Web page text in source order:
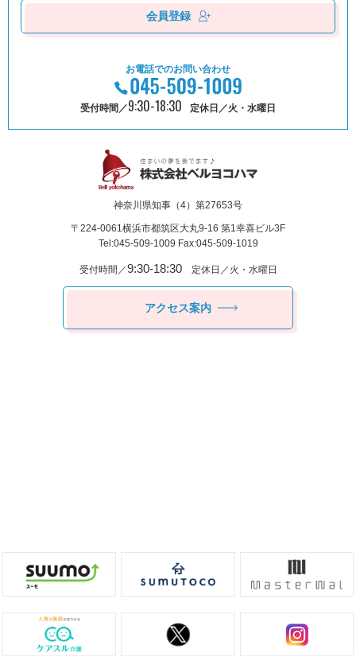
会員登録
お電話でのお問い合わせ
受付時間／9:30-18:30 定休日／火・水曜日
神奈川県知事（4）第27653号
〒224-0061横浜市都筑区⼤丸9-16 第1幸喜ビル3F
Tel:045-509-1009 Fax:045-509-1019
受付時間／9:30-18:30定休日／火・水曜日
アクセス案内